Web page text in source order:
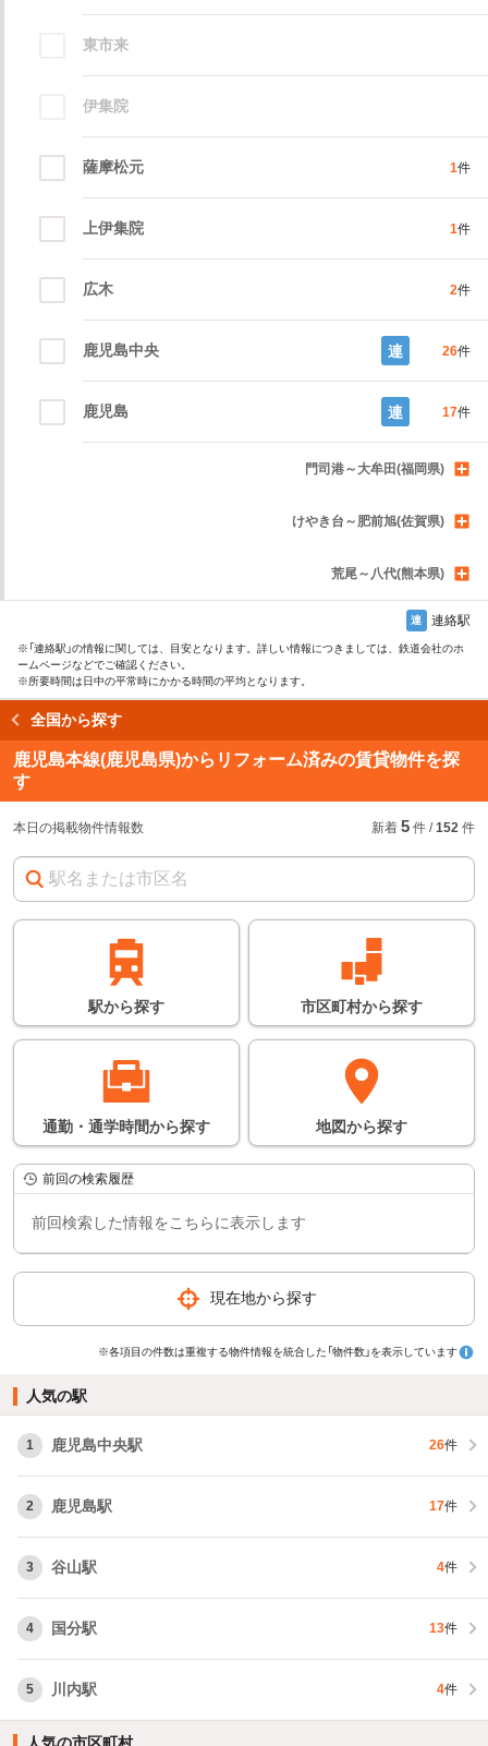
東市来
伊集院
薩摩松元 1件
上伊集院 1件
広木 2件
鹿児島中央 連 26件
鹿児島 連 17件
門司港～大牟田(福岡県)
けやき台～肥前旭(佐賀県)
荒尾～八代(熊本県)
連 連絡駅
※ 「連絡駅」の情報に関しては、目安となります。詳しい情報につきましては、鉄道会社のホ
ームページなどでご確認ください。
※所要時間は日中の平常時にかかる時間の平均となります。
読み込み中…
始 始発駅 急
急行などの停車駅
※の情報に関しては、
目安となります。詳し
い情報につきまして
は、鉄道会社のホーム
ページなどでご確認く
※所要時間は日中の平
常時にかかる時間の平
均となります。
全国から探す
鹿児島本線(鹿児島県)からリフォーム済みの賃貸物件を探
す
本日の掲載物件情報数 新着 5 件 /152 件
駅から探す 市区町村から探す
通勤・通学時間から探す 地図から探す
前回の検索履歴
前回検索した情報をこちらに表示します
現在地から探す
※各項目の件数は重複する物件情報を統合した「物件数」を表示しています
人気の駅
1 鹿児島中央駅 26件
2 鹿児島駅 17件
3 谷山駅 4件
4 国分駅 13件
5 川内駅 4件